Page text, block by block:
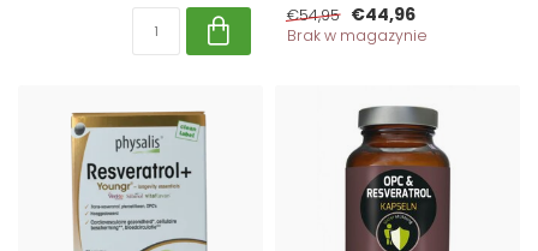
€54,95 €44,96
Brak w magazynie